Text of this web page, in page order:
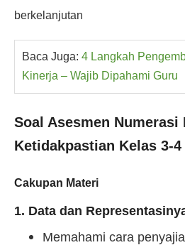
berkelanjutan
Baca Juga: 4 Langkah
Kinerja – Wajib Dipahami Guru
Soal Asesmen Numerasi
Ketidakpastian Kelas 3-4
Cakupan Materi
1. Data dan
Memahami cara